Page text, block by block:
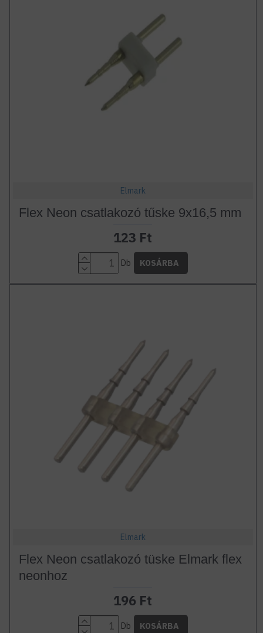
Elmark
Flex Neon csatlakozó tűske 9x16,5 mm
123 Ft
Db KOSÁRBA
Elmark
Flex Neon csatlakozó tüske Elmark flex
neonhoz
196 Ft
Db KOSÁRBA